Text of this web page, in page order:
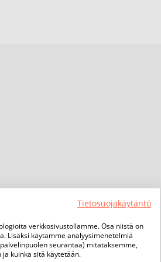
Tietosuojakäytäntö
verkkosivustollamme. Osa niistä on
Lisäksi käytämme analyysimenetelmiä
seurantaa) mitataksemme,
kuinka sitä käytetään.